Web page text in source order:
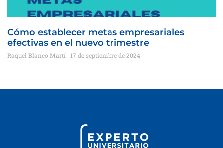
Cómo establecer metas empresariales
efectivas en el nuevo trimestre
Raquel Blanco Martí 17 de septiembre de 2024